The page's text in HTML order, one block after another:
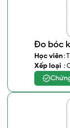
Đo bóc
Học viên:
Xếp loại :